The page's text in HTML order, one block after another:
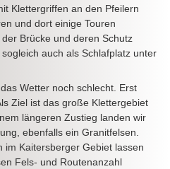
Klettergriffen an den Pfeilern
und dort einige Touren
Brücke und deren Schutz
auch als Schlafplatz unter
Wetter noch schlecht. Erst
Ziel ist das große Klettergebiet
längeren Zustieg landen wir
ebenfalls ein Granitfelsen.
im Kaitersberger Gebiet lassen
Fels- und Routenanzahl